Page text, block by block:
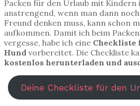
Packen für den Urlaub mit Kindern
anstrengend, wenn man dann
Freund denken muss, kann schon
aufkommen. Damit ich beim
vergesse, habe ich eine Checkliste
Hund vorbereitet. Die Checkliste
kostenlos herunterladen und
Deine Checkliste für den